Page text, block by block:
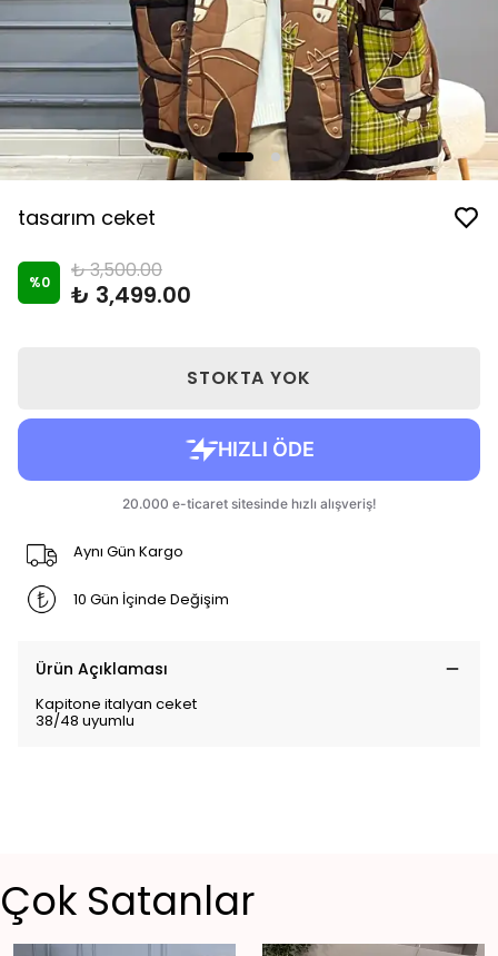
tasarım ceket
%0 ₺ 3,500.00
₺ 3,499.00
STOKTA YOK
Aynı Gün Kargo
10 Gün İçinde Değişim
Ürün Açıklaması
Kapitone italyan ceket
38/48 uyumlu
Çok Satanlar